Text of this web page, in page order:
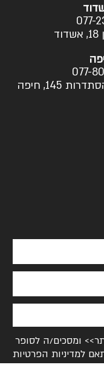
077-
077-
145, חיפה
ומסכים/ה לסופר
למדיניות הפרטיות